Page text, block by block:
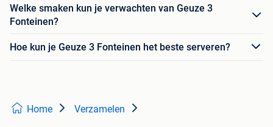
Welke smaken kun je verwachten van Geuze 3
Fonteinen?
Hoe kun je Geuze 3 Fonteinen het beste serveren?
Home Verzamelen